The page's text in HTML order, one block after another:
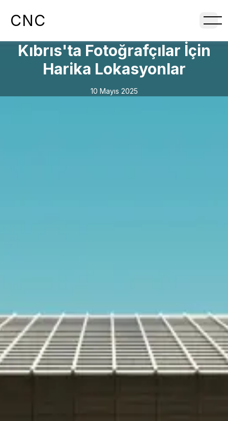
CNC
Kıbrıs'ta Fotoğrafçılar İçin
Harika Lokasyonlar
10 Mayıs 2025